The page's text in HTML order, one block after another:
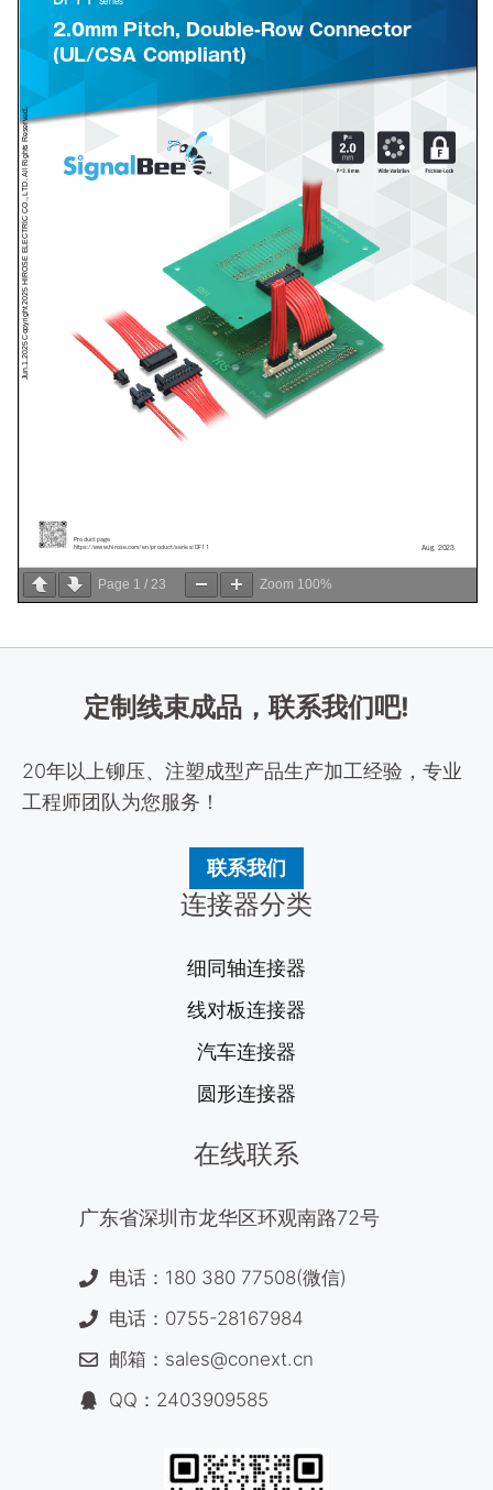
Page 1 / 23 Zoom 100%
定制线束成品，联系我们吧!
20年以上铆压、注塑成型产品生产加工经验，专业
工程师团队为您服务！
联系我们
连接器分类
细同轴连接器
线对板连接器
汽车连接器
圆形连接器
在线联系
广东省深圳市龙华区环观南路72号
电话：180 380 77508(微信)
电话：0755-28167984
邮箱：sales@conext.cn
QQ：2403909585